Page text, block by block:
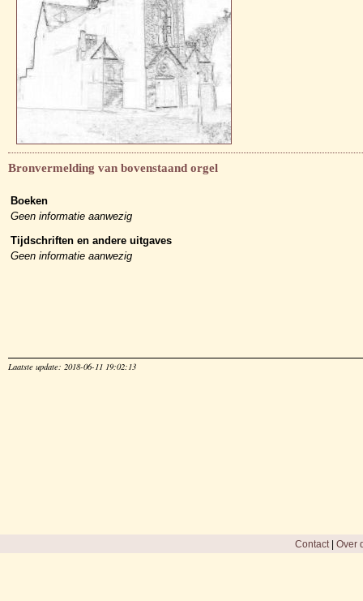
Bronvermelding van bovenstaand orgel
Boeken
Geen informatie aanwezig
Tijdschriften en andere uitgaves
Geen informatie aanwezig
Laatste update: 2018-06-11 19:02:13
Contact| Over